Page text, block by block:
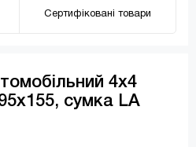
Сертифіковані товари
4х4
сумка LA